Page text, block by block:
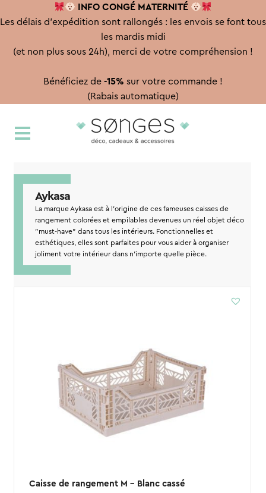
INFO CONGÉ MATERNITÉ
Les délais d'expédition sont rallongés : les envois se font tous
les mardis midi
(et non plus sous 24h), merci de votre compréhension !
Bénéficiez de -15% sur votre commande !
(Rabais automatique)
à
au
Aykasa
La marque Aykasa est à l'origine de ces fameuses caisses de
rangement colorées et empilables devenues un réel objet déco
"must-have" dans tous les intérieurs. Fonctionnelles et
esthétiques, elles sont parfaites pour vous aider à organiser
joliment votre intérieur dans n'importe quelle pièce.
Caisse de rangement M – Blanc cassé